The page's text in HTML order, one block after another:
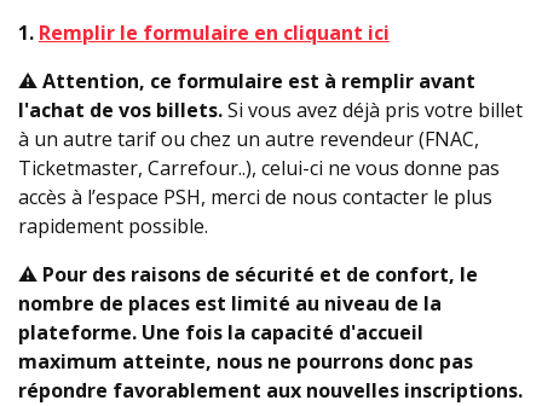
1. Remplir le formulaire en cliquant ici
⚠️​Attention, ce formulaire est à remplir avant
l'achat de vos billets.Si vous avez déjà pris votre billet
à un autre tarif ou chez un autre revendeur (FNAC,
Ticketmaster, Carrefour..), celui-ci ne vous donne pas
accès à l’espace PSH, merci de nous contacter le plus
rapidement possible.
⚠️ Pour des raisons de sécurité et de confort, le
nombre de places est limité au niveau de la
plateforme. Une fois la capacité d'accueil
maximum atteinte, nous ne pourrons donc pas
répondre favorablement aux nouvelles inscriptions.